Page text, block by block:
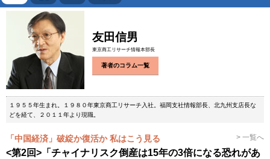
友田信男
東京商工リサーチ情報本部長
著者のコラム一覧
１９５５年生まれ。１９８０年東京商工リサーチ入社。福岡支社情報部長、北九州支店長な
どを経て、２０１１年より現職。
「中国経済」破綻か復活か 私はこう見る > 一覧へ
<第2回>「チャイナリスク倒産は15年の3倍になる恐れがあ